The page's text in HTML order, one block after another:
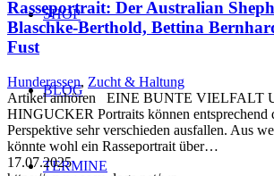
SHOP
BLOG
TERMINE
Rasseportrait: Der Australian
Blaschke-Berthold, Bettina
Fust
Hunderassen, Zucht & Haltung
Artikel anhören EINE BUNTE VIELFALT
HINGUCKER Portraits können entsprechend
Perspektive sehr verschieden ausfallen. Aus
könnte wohl ein Rasseportrait über…
17.07.2025